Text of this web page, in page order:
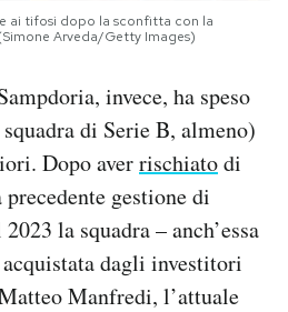
ai tifosi dopo la sconfitta con la
Arveda/Getty Images)
invece, ha speso
di Serie B, almeno)
Dopo averrischiatodi
gestione di
la squadra – anch’essa
dagli investitori
Manfredi, l’attuale